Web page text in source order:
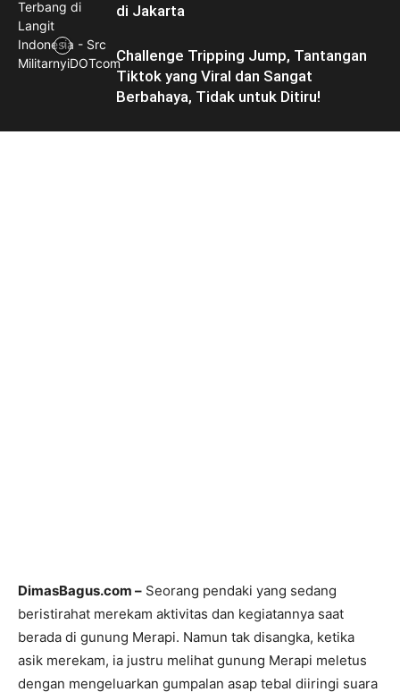
di Jakarta
Challenge Tripping Jump, Tantangan
Tiktok yang Viral dan Sangat
Berbahaya, Tidak untuk Ditiru!
DimasBagus.com – Seorang pendaki yang sedang
beristirahat merekam aktivitas dan kegiatannya saat
berada di gunung Merapi. Namun tak disangka, ketika
asik merekam, ia justru melihat gunung Merapi meletus
dengan mengeluarkan gumpalan asap tebal diiringi suara